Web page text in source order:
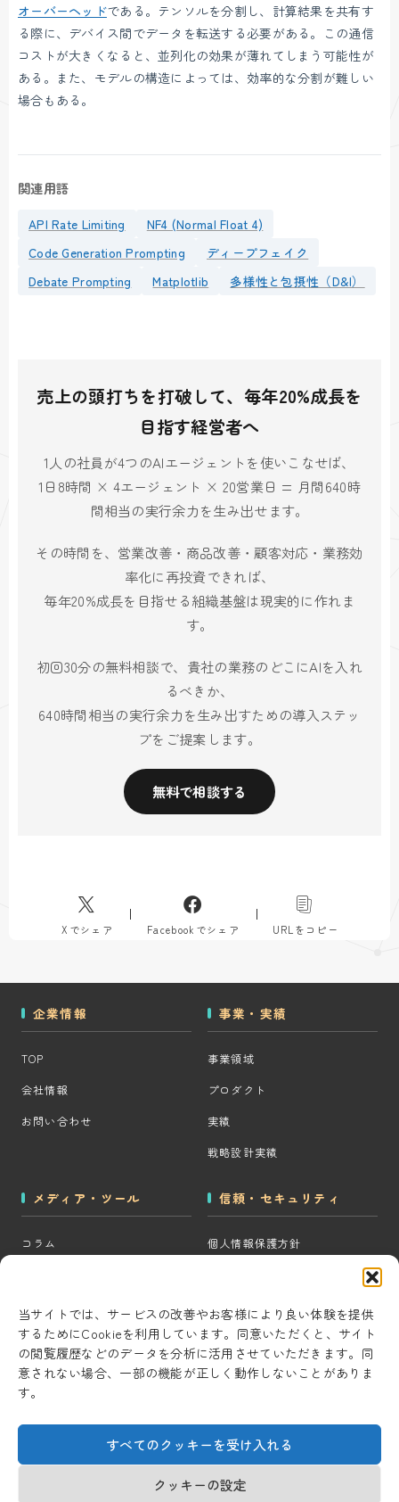
当サイトでは、サービスの改善やお客様により良い体験を提供
するためにCookieを利用しています。同意いただくと、サイト
の閲覧履歴などのデータを分析に活用させていただきます。同
意されない場合、一部の機能が正しく動作しないことがありま
す。
すべてのクッキーを受け入れる
クッキーの設定
オーバーヘッドである。テンソルを分割し、計算結果を共有す
る際に、デバイス間でデータを転送する必要がある。この通信
コストが大きくなると、並列化の効果が薄れてしまう可能性が
ある。また、モデルの構造によっては、効率的な分割が難しい
場合もある。
関連用語
API Rate Limiting
NF4 (Normal Float 4)
Code Generation Prompting
ディープフェイク
Debate Prompting
Matplotlib 多様性と包摂性（D&I）
売上の頭打ちを打破して、毎年20%成長を
目指す経営者へ
1人の社員が4つのAIエージェントを使いこなせば、
1日8時間 × 4エージェント × 20営業日 = 月間640時
間相当の実行余力を生み出せます。
その時間を、営業改善・商品改善・顧客対応・業務効
率化に再投資できれば、
毎年20%成長を目指せる組織基盤は現実的に作れま
す。
初回30分の無料相談で、貴社の業務のどこにAIを入れ
るべきか、
640時間相当の実行余力を生み出すための導入ステッ
プをご提案します。
無料で相談する
Xでシェア Facebookでシェア URLをコピー
企業情報
TOP
会社情報
お問い合わせ
事業・実績
事業領域
プロダクト
実績
戦略設計実績
メディア・ツール
コラム
CRM・MAツール選定診断
BigQuery×GTM 相場見積もり
ツール
AI用語集
信頼・セキュリティ
個人情報保護方針
コンテンツ制作方針
研究・開発方針
セキュリティ対策